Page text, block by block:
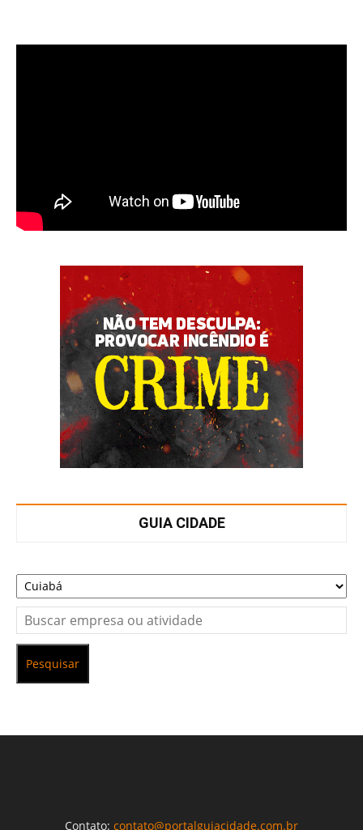
GUIA CIDADE
Pesquisar
Contato: contato@portalguiacidade.com.br